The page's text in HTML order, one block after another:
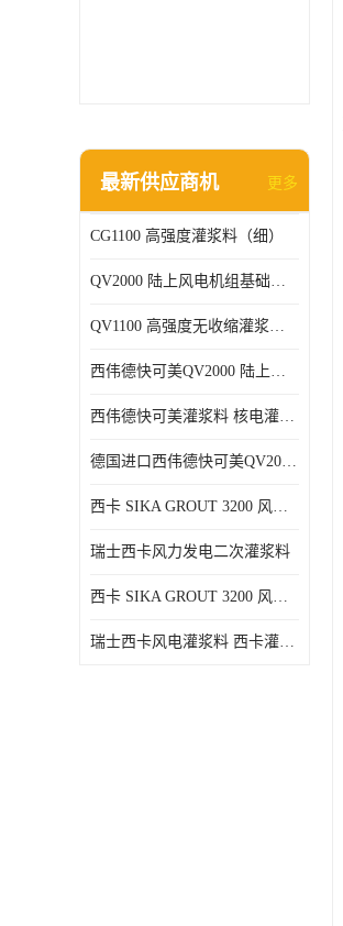
最新供应商机 更多
CG1100 高强度灌浆料（细）
QV2000 陆上风电机组基础灌浆砂浆
QV1100 高强度无收缩灌浆砂浆
西伟德快可美QV2000 陆上风电灌浆料 均匀、 流动度好、可泵送
西伟德快可美灌浆料 核电灌浆材料
德国进口西伟德快可美QV2000PLUS陆上风电灌浆料 优异耐疲劳性能
西卡 SIKA GROUT 3200 风电 灌浆料
瑞士西卡风力发电二次灌浆料
西卡 SIKA GROUT 3200 风电 灌浆料 214 灌浆料
瑞士西卡风电灌浆料 西卡灌浆料 西卡海上风电灌浆料 西卡灌浆料